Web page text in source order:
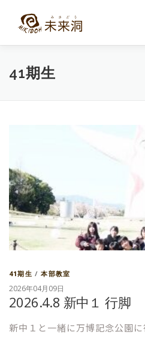
教室紹介
41期生
41期生 /本部教室
2026年04月09日
2026.4.8 新中１ 行脚
新中１と一緒に万博記念公園に